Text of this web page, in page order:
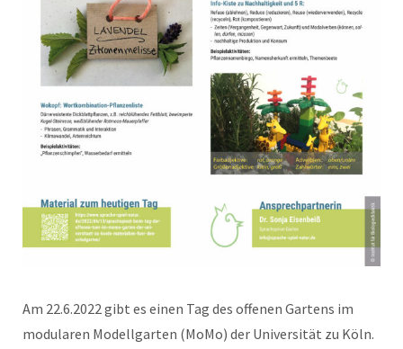
Am 22.6.2022 gibt es einen Tag des offenen Gartens im
modularen Modellgarten (MoMo) der Universität zu Köln.